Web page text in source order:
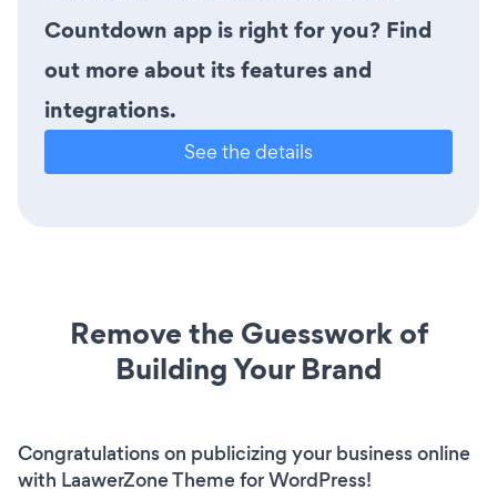
Countdown app is right for you? Find
out more about its features and
integrations.
See the details
Remove the Guesswork of
Building Your Brand
Congratulations on publicizing your business online
with LaawerZone Theme for WordPress!